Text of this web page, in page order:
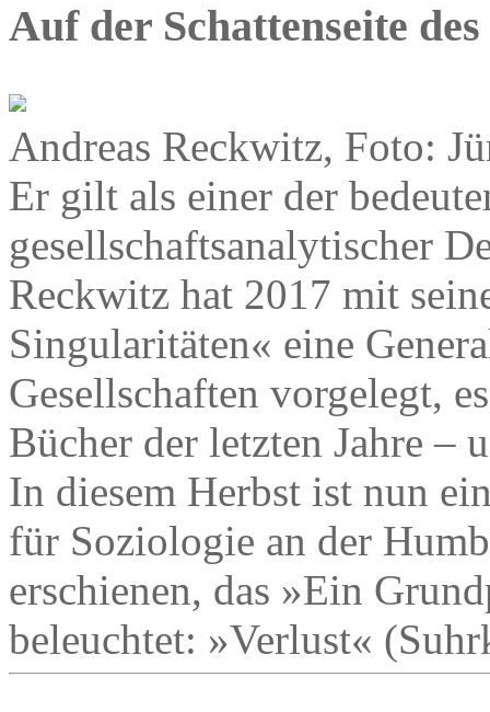
Auf der Schattenseite
Andreas Reckwitz, Foto:
Er gilt als einer der
gesellschaftsanalytischer
Reckwitz hat 2017 mit
Singularitäten« eine
Gesellschaften vorgelegt,
Bücher der letzten Jahre –
In diesem Herbst ist nun
für Soziologie an der
erschienen, das »Ein
beleuchtet: »Verlust«